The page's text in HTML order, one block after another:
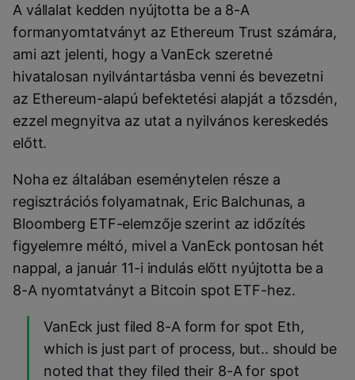
A vállalat kedden nyújtotta be a 8-A
formanyomtatványt az Ethereum Trust számára,
ami azt jelenti, hogy a VanEck szeretné
hivatalosan nyilvántartásba venni és bevezetni
az Ethereum-alapú befektetési alapját a tőzsdén,
ezzel megnyitva az utat a nyilvános kereskedés
előtt.
Noha ez általában eseménytelen része a
regisztrációs folyamatnak, Eric Balchunas, a
Bloomberg ETF-elemzője szerint az időzítés
figyelemre méltó, mivel a VanEck pontosan hét
nappal, a január 11-i indulás előtt nyújtotta be a
8-A nyomtatványt a Bitcoin spot ETF-hez.
VanEck just filed 8-A form for spot Eth,
which is just part of process, but.. should be
noted that they filed their 8-A for spot